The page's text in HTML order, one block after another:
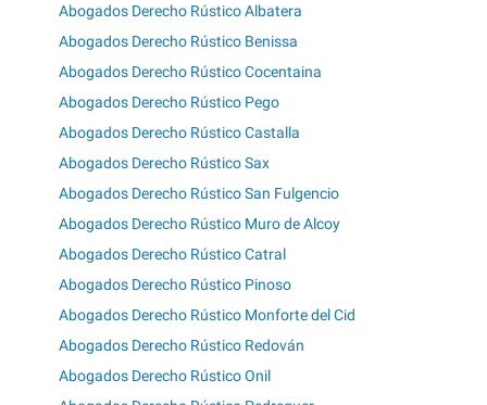
Abogados Derecho Rústico Albatera
Abogados Derecho Rústico Benissa
Abogados Derecho Rústico Cocentaina
Abogados Derecho Rústico Pego
Abogados Derecho Rústico Castalla
Abogados Derecho Rústico Sax
Abogados Derecho Rústico San Fulgencio
Abogados Derecho Rústico Muro de Alcoy
Abogados Derecho Rústico Catral
Abogados Derecho Rústico Pinoso
Abogados Derecho Rústico Monforte del Cid
Abogados Derecho Rústico Redován
Abogados Derecho Rústico Onil